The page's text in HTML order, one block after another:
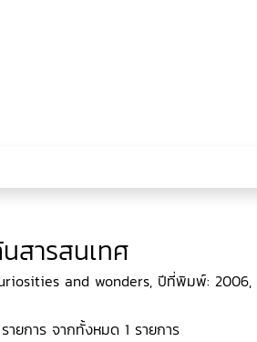
สารสนเทศ
and wonders, ปีที่พิมพ์: 2006,
ายการ จากทั้งหมด 1 รายการ